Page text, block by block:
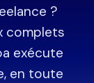
?
complets
exécute
en toute